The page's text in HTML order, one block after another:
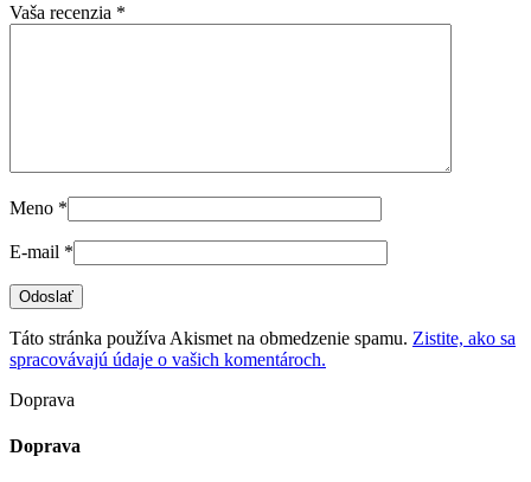
Vaša recenzia *
Meno *
E-mail *
Táto stránka používa Akismet na obmedzenie spamu. Zistite, ako sa
spracovávajú údaje o vašich komentároch.
Doprava
Doprava